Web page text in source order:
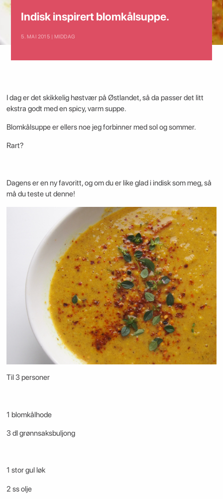
Indisk inspirert blomkålsuppe.
5. MAI 2015 | MIDDAG
I dag er det skikkelig høstvær på Østlandet, så da passer det litt
ekstra godt med en spicy, varm suppe.
Blomkålsuppe er ellers noe jeg forbinner med sol og sommer.
Rart?
Dagens er en ny favoritt, og om du er like glad i indisk som meg, så
må du teste ut denne!
Til 3 personer
1 blomkålhode
3 dl grønnsaksbuljong
1 stor gul løk
2 ss olje